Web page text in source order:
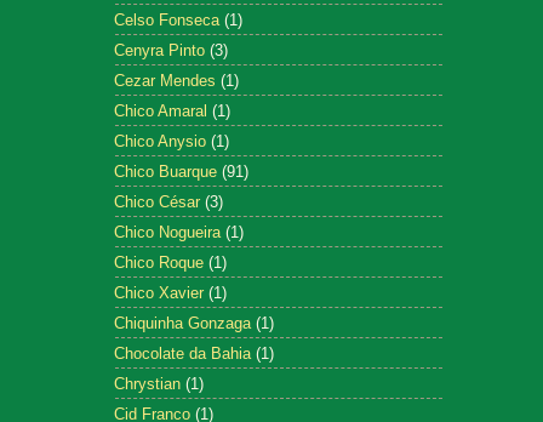
Celso Fonseca (1)
Cenyra Pinto (3)
Cezar Mendes (1)
Chico Amaral (1)
Chico Anysio (1)
Chico Buarque (91)
Chico César (3)
Chico Nogueira (1)
Chico Roque (1)
Chico Xavier (1)
Chiquinha Gonzaga (1)
Chocolate da Bahia (1)
Chrystian (1)
Cid Franco (1)